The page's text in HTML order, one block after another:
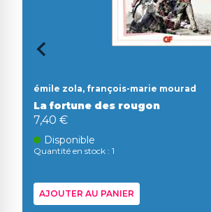
émile zola, françois-marie mourad
La fortune des rougon
7,40 €
Disponible
Quantité en stock : 1
AJOUTER AU PANIER